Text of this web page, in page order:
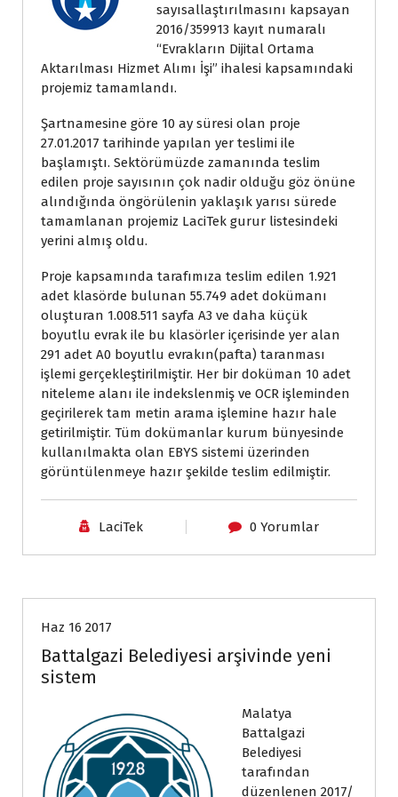
sayısallaştırılmasını kapsayan
2016/359913 kayıt numaralı
“Evrakların Dijital Ortama
Aktarılması Hizmet Alımı İşi” ihalesi kapsamındaki
projemiz tamamlandı.
Şartnamesine göre 10 ay süresi olan proje
27.01.2017 tarihinde yapılan yer teslimi ile
başlamıştı. Sektörümüzde zamanında teslim
edilen proje sayısının çok nadir olduğu göz önüne
alındığında öngörülenin yaklaşık yarısı sürede
tamamlanan projemiz LaciTek gurur listesindeki
yerini almış oldu.
Proje kapsamında tarafımıza teslim edilen 1.921
adet klasörde bulunan 55.749 adet dokümanı
oluşturan 1.008.511 sayfa A3 ve daha küçük
boyutlu evrak ile bu klasörler içerisinde yer alan
291 adet A0 boyutlu evrakın(pafta) taranması
işlemi gerçekleştirilmiştir. Her bir doküman 10 adet
niteleme alanı ile indekslenmiş ve OCR işleminden
geçirilerek tam metin arama işlemine hazır hale
getirilmiştir. Tüm dokümanlar kurum bünyesinde
kullanılmakta olan EBYS sistemi üzerinden
görüntülenmeye hazır şekilde teslim edilmiştir.
LaciTek 0 Yorumlar
Haz 16 2017
Battalgazi Belediyesi arşivinde yeni
sistem
Malatya
Battalgazi
Belediyesi
tarafından
düzenlenen 2017/